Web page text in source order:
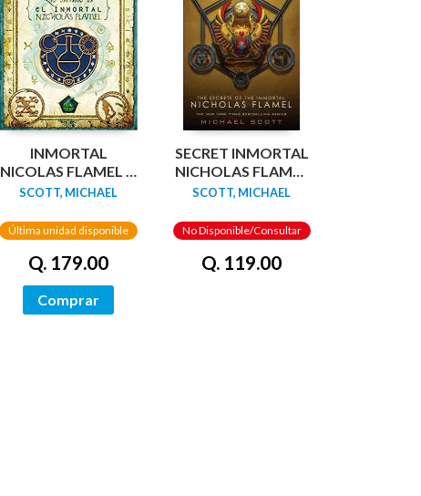
INMORTAL
NICOLAS FLAMEL 1:
EL ALQUIMISTA
SCOTT, MICHAEL
Última unidad disponible
Q. 179.00
Comprar
SECRET INMORTAL
NICHOLAS FLAMEL
5: THE WARLOCK
SCOTT, MICHAEL
No Disponible/Consultar
Q. 119.00